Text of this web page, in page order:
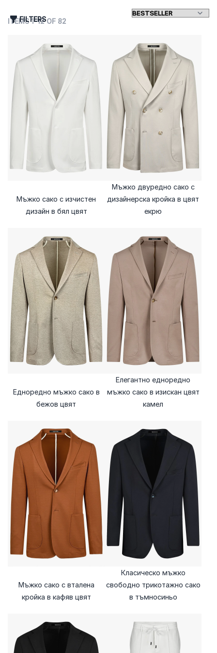
ITEMS1-12OF 82
Мъжко сако с изчистен
дизайн в бял цвят
Мъжко двуредно сако с
дизайнерска кройка в цвят
екрю
Едноредно мъжко сако в
бежов цвят
Елегантно едноредно
мъжко сако в изискан цвят
камел
Мъжко сако с вталена
кройка в кафяв цвят
Класическо мъжко
свободно трикотажно сако
в тъмносиньо
FILTERS